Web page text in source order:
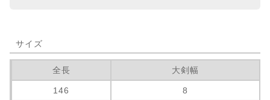
サイズ
全長 大剣幅
146 8